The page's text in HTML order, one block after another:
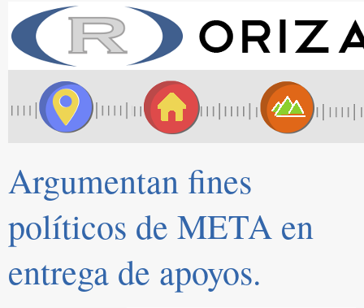
Argumentan fines
políticos de META en
entrega de apoyos.